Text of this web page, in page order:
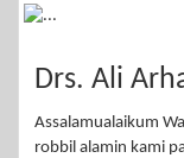
Drs. Ali
Assalamualaikum
robbil alamin kami